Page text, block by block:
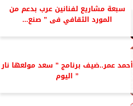
سبعة مشاريع لفنانين عرب بدعم من
المورد الثقافي فى ” صنع...
أحمد عمر..ضيف برنامج ” سعد مولعها نار
” اليوم